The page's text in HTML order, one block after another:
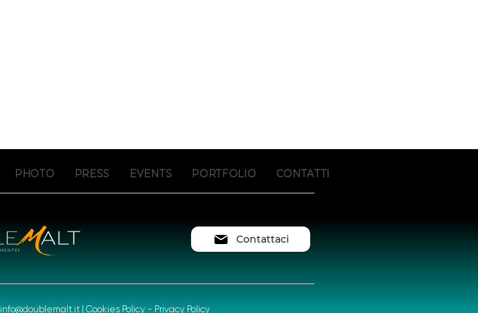
PHOTO PRESS EVENTS PORTFOLIO CONTATTI
Contattaci
info@doublemalt.it Cookies Policy - Privacy Policy